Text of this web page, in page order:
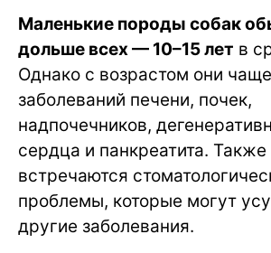
Маленькие породы собак
дольше всех — 10–15 лет в
Однако с возрастом они
заболеваний печени, почек,
надпочечников,
сердца и панкреатита. Также
встречаются
проблемы, которые могут
другие заболевания.